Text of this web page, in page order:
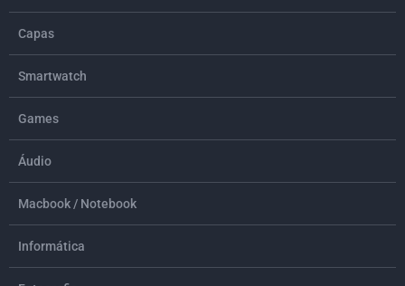
Capas
Smartwatch
Games
Áudio
Macbook / Notebook
Informática